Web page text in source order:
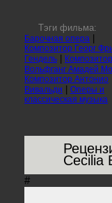
Тэги фильма:
Барочная опера |
Композитор Георг
Гендель | Композитор
Вольфганг Амадей
Композитор Антонио
Вивальди | Оперы и
классическая музыка
Cecilia
#